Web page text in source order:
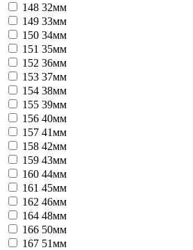
148 32мм
149 33мм
150 34мм
151 35мм
152 36мм
153 37мм
154 38мм
155 39мм
156 40мм
157 41мм
158 42мм
159 43мм
160 44мм
161 45мм
162 46мм
164 48мм
166 50мм
167 51мм